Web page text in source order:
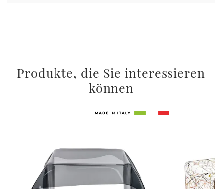
Produkte, die Sie interessieren
können